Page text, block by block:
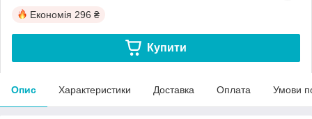
Економія 296 ₴
Купити
Опис Характеристики Доставка Оплата Умови